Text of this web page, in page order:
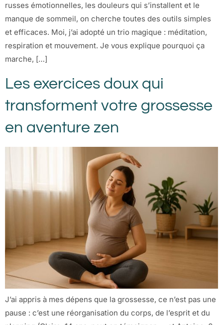
russes émotionnelles, les douleurs qui s’installent et le
manque de sommeil, on cherche toutes des outils simples
et efficaces. Moi, j’ai adopté un trio magique : méditation,
respiration et mouvement. Je vous explique pourquoi ça
marche, […]
Les exercices doux qui
transforment votre grossesse
en aventure zen
J’ai appris à mes dépens que la grossesse, ce n’est pas une
pause : c’est une réorganisation du corps, de l’esprit et du